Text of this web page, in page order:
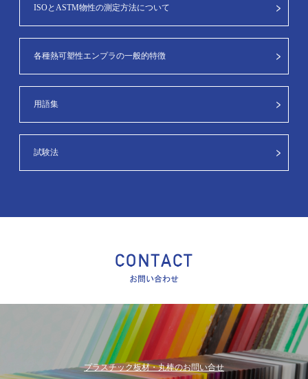
ISOとASTM物性の測定方法について
各種熱可塑性エンプラの一般的特徴
用語集
試験法
プラスチック板材・丸棒のお問い合せ